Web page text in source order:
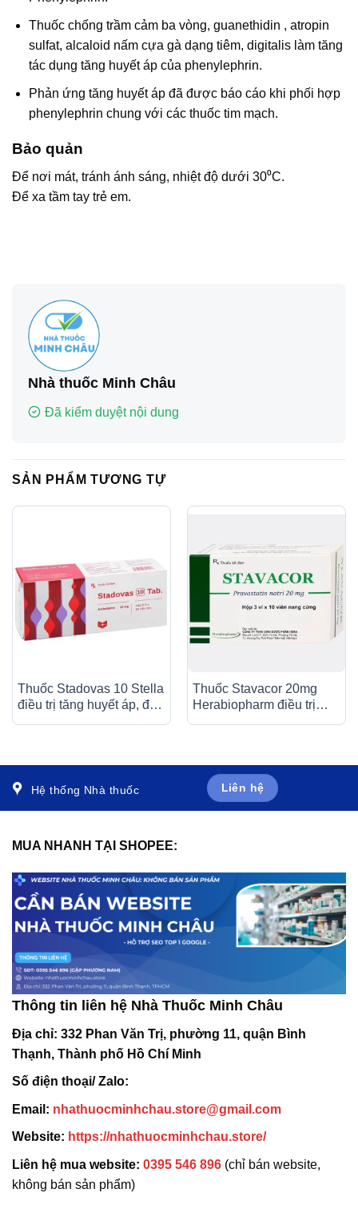
Thuốc chống trầm cảm ba vòng, guanethidin , atropin
sulfat, alcaloid nấm cựa gà dạng tiêm, digitalis làm tăng
tác dụng tăng huyết áp của phenylephrin.
Phản ứng tăng huyết áp đã được báo cáo khi phối hợp
phenylephrin chung với các thuốc tim mạch.
Bảo quản
Để nơi mát, tránh ánh sáng, nhiệt độ dưới 30⁰C.
Để xa tầm tay trẻ em.
Nhà thuốc Minh Châu
Đã kiểm duyệt nội dung
SẢN PHẨM TƯƠNG TỰ
Thuốc Stadovas 10 Stella
điều trị tăng huyết áp, đau
Thuốc Stavacor 20mg
Herabiopharm điều trị
Hệ thống Nhà thuốc Liên hệ
MUA NHANH TẠI SHOPEE:
Thông tin liên hệ Nhà Thuốc Minh Châu
Địa chỉ: 332 Phan Văn Trị, phường 11, quận Bình
Thạnh, Thành phố Hồ Chí Minh
Số điện thoại/ Zalo:
Email: nhathuocminhchau.store@gmail.com
Website: https://nhathuocminhchau.store/
Liên hệ mua website: 0395 546 896 (chỉ bán website,
không bán sản phẩm)